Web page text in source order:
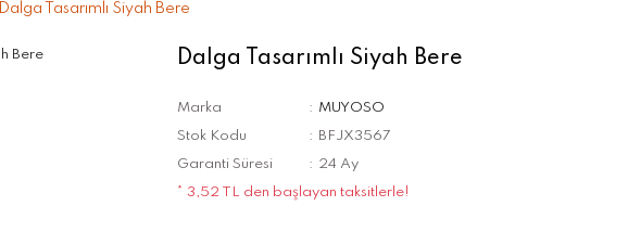
Dalga Tasarımlı Siyah Bere
Dalga Tasarımlı Siyah Bere
Marka
MUYOSO
Stok Kodu
BFJX3567
Garanti Süresi
24 Ay
* 3,52 TL den başlayan taksitlerle!